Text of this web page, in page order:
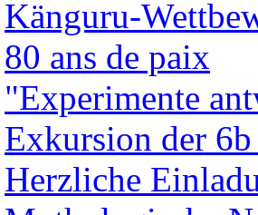
Känguru-
80 ans de paix
"Experimente
Exkursion der
Herzliche